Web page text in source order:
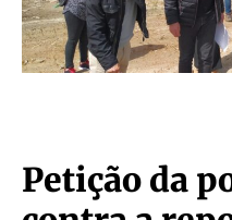
Petição da